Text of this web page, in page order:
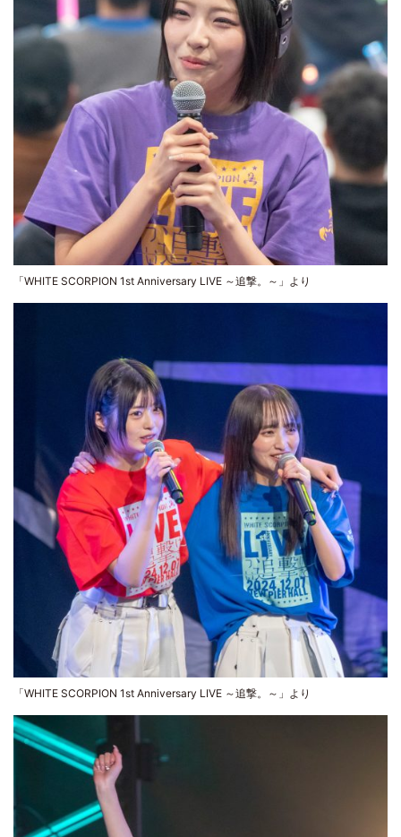
「WHITE SCORPION 1st Anniversary LIVE ～追撃。～」より
「WHITE SCORPION 1st Anniversary LIVE ～追撃。～」より